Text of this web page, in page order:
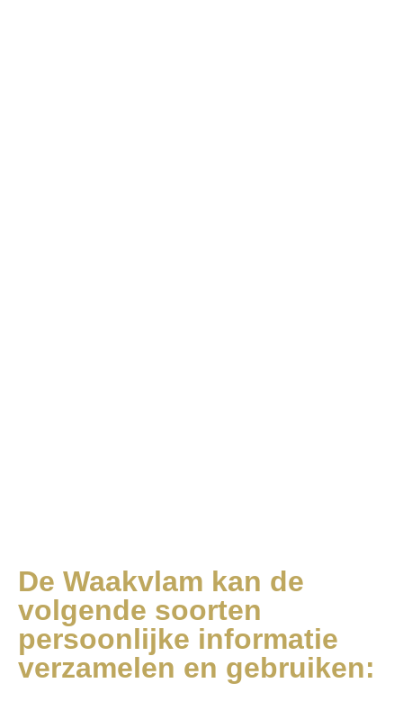
De Waakvlam kan de
volgende soorten
persoonlijke informatie
verzamelen en gebruiken: